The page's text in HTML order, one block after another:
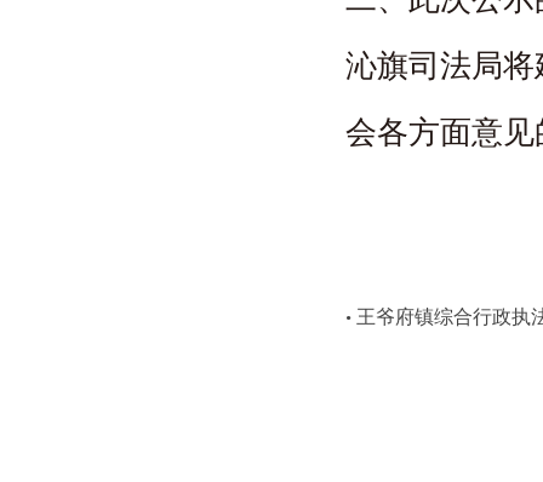
沁旗司法局
会各方面意
• 王爷府镇综合行政执